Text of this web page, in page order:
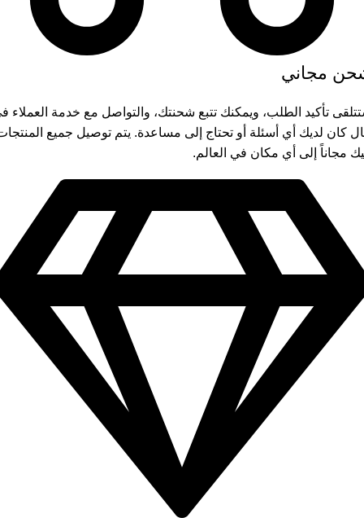
مجاني
تأكيد الطلب، ويمكنك تتبع شحنتك، والتواصل مع خدمة العملاء
كان لديك أي أسئلة أو تحتاج إلى مساعدة. يتم توصيل جميع
مجاناً إلى أي مكان في العالم.